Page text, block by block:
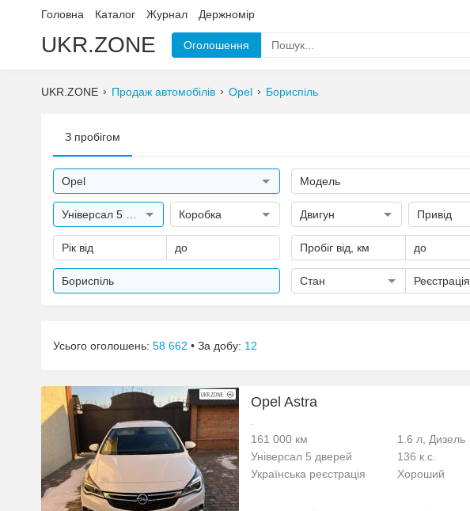
Головна Каталог Журнал Держномір
UKR.ZONE Оголошення
UKR.ZONE Продаж автомобілів Opel Бориспіль
З пробігом
Opel Модель
Коробка Двигун Привід
Рік від до Пробіг від, км до
Бориспіль Стан Реєстрація
Усього оголошень: 58 662 • За добу: 12
Opel Astra
.
161 000 км 1.6 л, Дизель
Універсал 5 дверей
136 к.с.
Українська реєстрація
Хороший